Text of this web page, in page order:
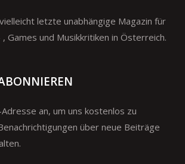
letzte unabhängige Magazin für
, Games und Musikkritiken in Österreich.
an, um uns kostenlos zu
über neue Beiträge